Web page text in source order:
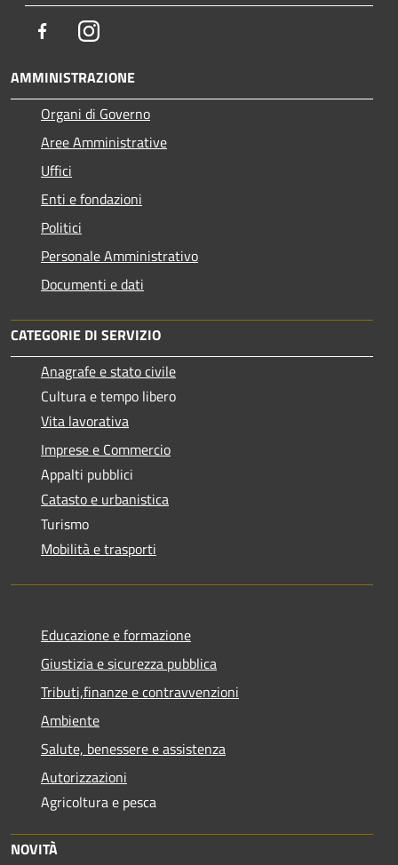
FacebookInstagram
AMMINISTRAZIONE
Organi di Governo
Aree Amministrative
Uffici
Enti e fondazioni
Politici
Personale Amministrativo
Documenti e dati
CATEGORIE DI SERVIZIO
Anagrafe e stato civile
Cultura e tempo libero
Vita lavorativa
Imprese e Commercio
Appalti pubblici
Catasto e urbanistica
Turismo
Mobilità e trasporti
Educazione e formazione
Giustizia e sicurezza pubblica
Tributi,finanze e contravvenzioni
Ambiente
Salute, benessere e assistenza
Autorizzazioni
Agricoltura e pesca
NOVITÀ